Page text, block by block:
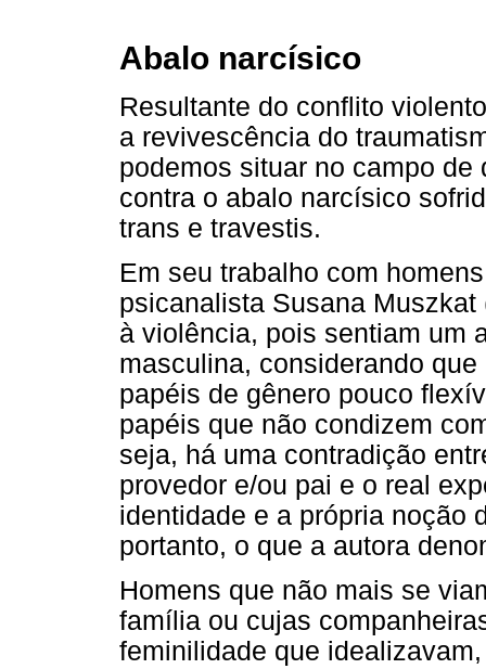
Abalo narcísico
Resultante do conflito
a revivescência do
podemos situar no campo
contra o abalo narcísico
trans e travestis.
Em seu trabalho com
psicanalista Susana
à violência, pois sentiam um
masculina, considerando
papéis de gênero pouco
papéis que não condizem
seja, há uma contradição
provedor e/ou pai e o real
identidade e a própria noção
portanto, o que a autora
Homens que não mais se
família ou cujas
feminilidade que